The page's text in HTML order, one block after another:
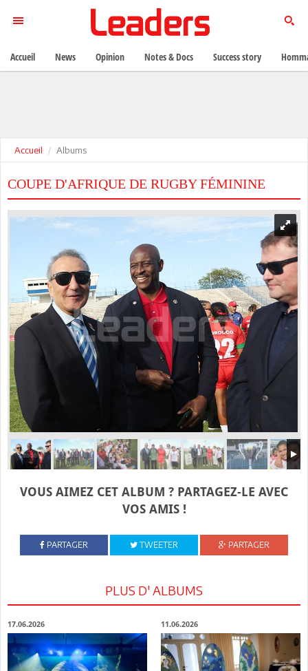
Accueil Albums
COUPE D'AFRIQUE DE RUGBY FÉMININE
VOUS AIMEZ CET ALBUM ? PARTAGEZ-LE AVEC
VOS AMIS !
PARTAGER TWEETER PARTAGER
PLUS D' ALBUMS
17.06.2026 11.06.2026
Accueil News Opinion Notes & Docs Success story